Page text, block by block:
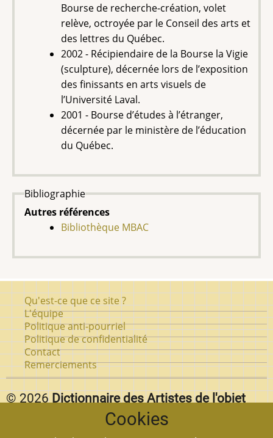
Bourse de recherche-création, volet
relève, octroyée par le Conseil des arts et
des lettres du Québec.
2002 - Récipiendaire de la Bourse la Vigie
(sculpture), décernée lors de l’exposition
des finissants en arts visuels de
l’Université Laval.
2001 - Bourse d’études à l’étranger,
décernée par le ministère de l’éducation
du Québec.
Bibliographie
Autres références
Bibliothèque MBAC
Pied
de
page
Qu'est-ce que ce site ?
L'équipe
Politique anti-pourriel
Politique de confidentialité
Contact
Remerciements
© 2026 Dictionnaire des Artistes de l'objet
Cookies